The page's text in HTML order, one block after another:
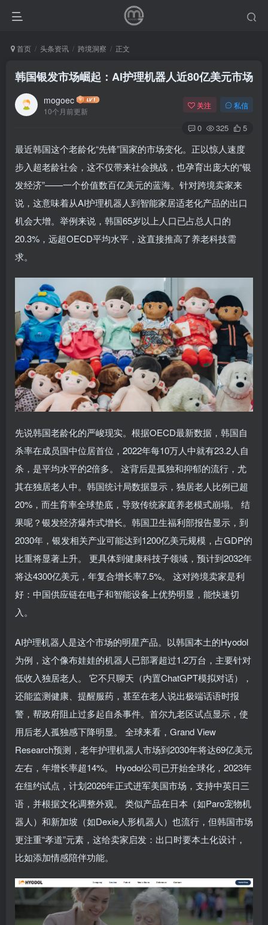
首页 头条资讯 跨境洞察 正文
韩国银发市场崛起：AI护理机器人近80亿美元市场
mogoec
10个月前更新
关注 私信
0 325 5
最近韩国这个老龄化“先锋”国家的市场变化。正以惊人速度
步入超老龄社会，这不仅带来社会挑战，也孕育出庞大的“银
发经济”——一个价值数百亿美元的蓝海。针对跨境卖家来
说，这意味着从AI护理机器人到智能家居适老化产品的出口
机会大增。举例来说，韩国65岁以上人口已占总人口的
20.3%，远超OECD平均水平，这直接推高了养老科技需
求。
先说韩国老龄化的严峻现实。根据OECD最新数据，韩国自
杀率在成员国中位居首位，2022年每10万人中就有23.2人自
杀，是平均水平的2倍多。 这背后是孤独和抑郁的流行，尤
其在独居老人中。韩国统计局数据显示，独居老人比例已超
20%，而生育率全球垫底，导致传统家庭养老模式崩塌。 结
果呢？银发经济爆炸式增长。韩国卫生福利部报告显示，到
2030年，银发相关产业可能达到1200亿美元规模，占GDP的
比重将显著上升。 更具体到健康科技子领域，预计到2032年
将达4300亿美元，年复合增长率7.5%。 这对跨境卖家是利
好：中国供应链在电子和智能设备上优势明显，能快速切
入。
AI护理机器人是这个市场的明星产品。以韩国本土的Hyodol
为例，这个像布娃娃的机器人已部署超过1.2万台，主要针对
低收入独居老人。 它不只聊天（内置ChatGPT模拟对话），
还能监测健康、提醒服药，甚至在老人说出极端话语时报
警，帮政府阻止过多起自杀事件。首尔九老区试点显示，使
用后老人孤独感下降明显。 全球来看，Grand View
Research预测，老年护理机器人市场到2030年将达69亿美元
左右，年增长率超14%。 Hyodol公司已开始全球化，2023年
在纽约试点，计划2026年正式进军美国市场，支持中英日三
语，并根据文化调整外观。 类似产品在日本（如Paro宠物机
器人）和新加坡（如Dexie人形机器人）也流行，但韩国市场
更注重“孝道”元素，这给卖家启发：出口时要本土化设计，
比如添加情感陪伴功能。